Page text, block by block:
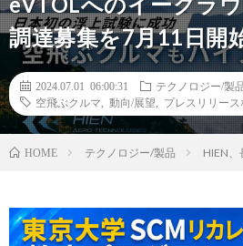
調達募集を7月11日開
2024.07.01 06:00:31
テクノロジー/製
空飛ぶクルマ
動向/展望 プレスリリース
HOME テクノロジー/製品 HIEN